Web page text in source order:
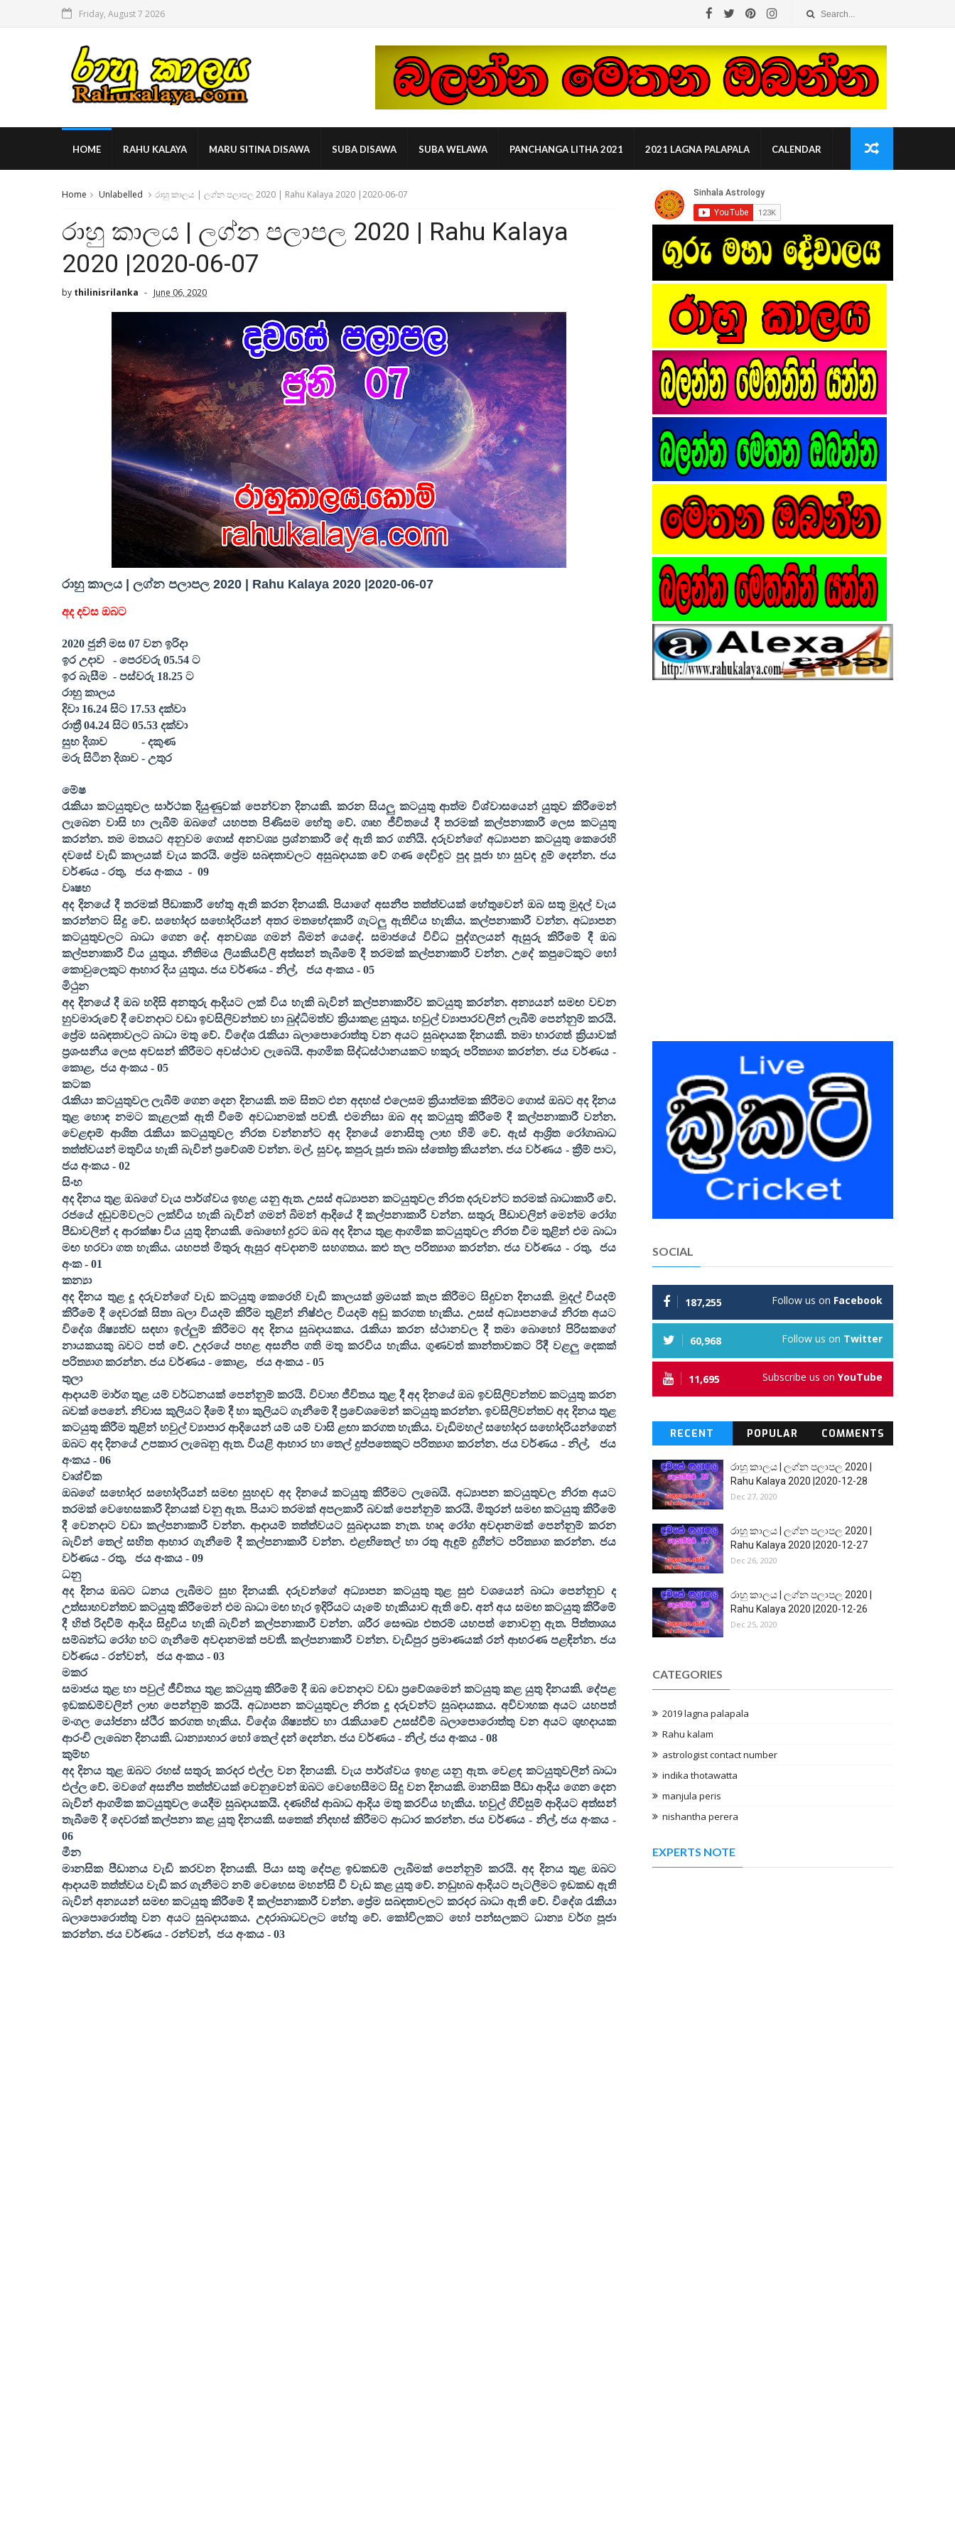
Friday, August 7 2026
HOME RAHU KALAYA MARU SITINA DISAWA SUBA DISAWA SUBA WELAWA PANCHANGA LITHA 2021 2021 LAGNA PALAPALA CALENDAR
Home Unlabelled රාහු කාලය | ලග්න පලාපල 2020 | Rahu Kalaya 2020 |2020-06-07
රාහු කාලය | ලග්න පලාපල 2020 | Rahu Kalaya
2020 |2020-06-07
by thilinisrilanka June 06, 2020
රාහු කාලය | ලග්න පලාපල 2020 | Rahu Kalaya 2020 |2020-06-07
අද දවස ඔබට
2020 ජුනි මස 07 වන ඉරිදා
ඉර උදාව
- පෙරවරු 05.54 ට
ඉර බැසීම - පස්වරු 18.25 ට
රාහු කාලය
දිවා 16.24 සිට 17.53 දක්වා
රාත්‍රී 04.24 සිට 05.53 දක්වා
සුභ දිශාව
- දකුණ
මරු සිටින දිශාව - උතුර
මේෂ
රැකියා කටයුතුවල සාර්ථක දියුණුවක් පෙන්වන දිනයකි. කරන සියලු කටයුතු ආත්ම විශ්වාසයෙන් යුතුව කිරීමෙන්
ලැබෙන වාසි හා ලැබීම් ඔබගේ යහපත පිණිසම හේතු වේ. ගෘහ ජීවිතයේ දී තරමක් කල්පනාකාරී ලෙස කටයුතු
කරන්න. තම මතයට අනුවම ගොස් අනවශ්‍ය ප්‍රශ්නකාරී දේ ඇති කර ගනියි. දරුවන්ගේ අධ්‍යාපන කටයුතු කෙරෙහි
දවසේ වැඩි කාලයක් වැය කරයි. ප්‍රේම සබඳතාවලට අසුබදායක වේ ගණ දෙවිඳුට පුද පූජා හා සුවඳ දුම් දෙන්න. ජය
වර්ණය - රතු, ජය අංකය - 09
වෘෂභ
අද දිනයේ දී තරමක් පීඩාකාරී හේතු ඇති කරන දිනයකි. පියාගේ අසනීප තත්ත්වයක් හේතුවෙන් ඔබ සතු මුදල් වැය
කරන්නට සිදු වේ. සහෝදර සහෝදරියන් අතර මතභේදකාරී ගැටලු ඇතිවිය හැකිය. කල්පනාකාරී වන්න. අධ්‍යාපන
කටයුතුවලට බාධා ගෙන දේ. අනවශ්‍ය ගමන් බිමන් යෙදේ. සමාජයේ විවිධ පුද්ගලයන් ඇසුරු කිරීමේ දී ඔබ
කල්පනාකාරී විය යුතුය. නීතිමය ලියකියවිලි අත්සන් තැබීමේ දී තරමක් කල්පනාකාරී වන්න. උදේ කපුටෙකුට හෝ
කොවුලෙකුට ආහාර දිය යුතුය. ජය වර්ණය - නිල්, ජය අංකය - 05
මිථුන
අද දිනයේ දී ඔබ හදිසි අනතුරු ආදියට ලක් විය හැකි බැවින් කල්පනාකාරීව කටයුතු කරන්න. අන්‍යයන් සමඟ වචන
හුවමාරුවේ දී වෙනදාට වඩා ඉවසිලිවන්තව හා බුද්ධිමත්ව ක්‍රියාකළ යුතුය. හවුල් ව්‍යාපාරවලින් ලැබීම් පෙන්නුම් කරයි.
ප්‍රේම සබඳතාවලට බාධා මතු වේ. විදේශ රැකියා බලාපොරොත්තු වන අයට සුබදායක දිනයකි. තමා භාරගත් ක්‍රියාවක්
ප්‍රශංසනීය ලෙස අවසන් කිරීමට අවස්ථාව ලැබෙයි. ආගමික සිද්ධස්ථානයකට හකුරු පරිත්‍යාග කරන්න. ජය වර්ණය -
කොළ, ජය අංකය - 05
කටක
රැකියා කටයුතුවල ලැබීම් ගෙන දෙන දිනයකි. තම සිතට එන අදහස් එලෙසම ක්‍රියාත්මක කිරීමට ගොස් ඔබට අද දිනය
තුළ හොඳ නමට කැළලක් ඇති වීමේ අවධානමක් පවතී. එමනිසා ඔබ අද කටයුතු කිරීමේ දී කල්පනාකාරී වන්න.
වෙළඳාම් ආශිත රැකියා කටයුතුවල නිරත වන්නන්ට අද දිනයේ නොසිතූ ලාභ හිමි වේ. ඇස් ආශ්‍රිත රෝගාබාධ
තත්ත්වයන් මතුවිය හැකි බැවින් ප්‍රවේශම් වන්න. මල්, සුවඳ, කපුරු පූජා තබා ස්තෝත්‍ර කියන්න. ජය වර්ණය - ක්‍රීම් පාට,
ජය අංකය - 02
සිංහ
අද දිනය තුළ ඔබගේ වැය පාර්ශ්වය ඉහළ යනු ඇත. උසස් අධ්‍යාපන කටයුතුවල නිරත දරුවන්ට තරමක් බාධාකාරී වේ.
රජයේ දඬුවම්වලට ලක්විය හැකි බැවින් ගමන් බිමන් ආදියේ දී කල්පනාකාරී වන්න. සතුරු පීඩාවලින් මෙන්ම රෝග
පීඩාවලින් ද ආරක්ෂා විය යුතු දිනයකි. බොහෝ දුරට ඔබ අද දිනය තුළ ආගමික කටයුතුවල නිරත වීම තුළින් එම බාධා
මඟ හරවා ගත හැකිය. යහපත් මිතුරු ඇසුර අවදානම් සහගතය. කළු තල පරිත්‍යාග කරන්න. ජය වර්ණය - රතු,
ජය
අංක - 01
කන්‍යා
අද දිනය තුළ දූ දරුවන්ගේ වැඩ කටයුතු කෙරෙහි වැඩි කාලයක් ශ්‍රමයක් කැප කිරීමට සිදුවන දිනයකි. මුදල් වියදම්
කිරීමේ දී දෙවරක් සිතා බලා වියදම් කිරීම තුළින් නිෂ්ඵල වියදම් අඩු කරගත හැකිය. උසස් අධ්‍යාපනයේ නිරත අයට
විදේශ ශිෂ්‍යත්ව සඳහා ඉල්ලුම් කිරීමට අද දිනය සුබදායකය. රැකියා කරන ස්ථානවල දී තමා බොහෝ පිරිසකගේ
නායකයකු බවට පත් වේ. උදරයේ පහළ අසනීප ගති මතු කරවිය හැකිය. ගුණවත් කාන්තාවකට රිදී වළලු දෙකක්
පරිත්‍යාග කරන්න. ජය වර්ණය - කොළ, ජය අංකය - 05
තුලා
ආදායම් මාර්ග තුළ යම් වර්ධනයක් පෙන්නුම් කරයි. විවාහ ජීවිතය තුළ දී අද දිනයේ ඔබ ඉවසිලිවන්තව කටයුතු කරන
බවක් පෙනේ. නිවාස කුලියට දීමේ දී හා කුලියට ගැනීමේ දී ප්‍රවේශමෙන් කටයුතු කරන්න. ඉවසිලිවන්තව අද දිනය තුළ
කටයුතු කිරීම තුළින් හවුල් ව්‍යාපාර ආදියෙන් යම් යම් වාසි ළඟා කරගත හැකිය. වැඩිමහල් සහෝදර සහෝදරියන්ගෙන්
ඔබට අද දිනයේ උපකාර ලැබෙනු ඇත. වියළි ආහාර හා තෙල් දුප්පතෙකුට පරිත්‍යාග කරන්න. ජය වර්ණය - නිල්,
ජය
අංකය - 06
වෘශ්චික
ඔබගේ සහෝදර සහෝදරියන් සමඟ සුහදව අද දිනයේ කටයුතු කිරීමට ලැබෙයි. අධ්‍යාපන කටයුතුවල නිරත අයට
තරමක් වෙහෙසකාරී දිනයක් වනු ඇත. පියාට තරමක් අපලකාරී බවක් පෙන්නුම් කරයි. මිතුරන් සමඟ කටයුතු කිරීමේ
දී වෙනදාට වඩා කල්පනාකාරී වන්න. ආදායම් තත්ත්වයට සුබදායක නැත. හෘද රෝග අවදානමක් පෙන්නුම් කරන
බැවින් තෙල් සහිත ආහාර ගැනීමේ දී කල්පනාකාරී වන්න. එළඟිතෙල් හා රතු ඇඳුම් දුගීන්ට පරිත්‍යාග කරන්න. ජය
වර්ණය - රතු, ජය අංකය - 09
ධනු
අද දිනය ඔබට ධනය ලැබීමට සුභ දිනයකි. දරුවන්ගේ අධ්‍යාපන කටයුතු තුළ සුළු වශයෙන් බාධා පෙන්නුව ද
උත්සාහවන්තව කටයුතු කිරීමෙන් එම බාධා මඟ හැර ඉදිරියට යෑමේ හැකියාව ඇති වේ. අන් අය සමඟ කටයුතු කිරීමේ
දී හිත් රිදවීම් ආදිය සිදුවිය හැකි බැවින් කල්පනාකාරී වන්න. ශරීර සෞඛ්‍ය එතරම් යහපත් නොවනු ඇත. පිත්තාශය
සම්බන්ධ රෝග හට ගැනීමේ අවදානමක් පවතී. කල්පනාකාරී වන්න. වැඩිපුර ප්‍රමාණයක් රන් ආභරණ පළඳින්න. ජය
වර්ණය - රන්වන්, ජය අංකය - 03
මකර
සමාජය තුළ හා පවුල් ජීවිතය තුළ කටයුතු කිරීමේ දී ඔබ වෙනදාට වඩා ප්‍රවේශමෙන් කටයුතු කළ යුතු දිනයකි. දේපළ
ඉඩකඩම්වලින් ලාභ පෙන්නුම් කරයි. අධ්‍යාපන කටයුතුවල නිරත දූ දරුවන්ට සුබදායකය. අවිවාහක අයට යහපත්
මංගල යෝජනා ස්ථිර කරගත හැකිය. විදේශ ශිෂ්‍යත්ව හා රැකියාවේ උසස්වීම් බලාපොරොත්තු වන අයට ශුභදායක
ආරංචි ලැබෙන දිනයකි. ධාන්‍යාහාර හෝ තෙල් දන් දෙන්න. ජය වර්ණය - නිල්, ජය අංකය - 08
කුම්භ
අද දිනය තුළ ඔබට රහස් සතුරු කරදර එල්ල වන දිනයකි. වැය පාර්ශ්වය ඉහළ යනු ඇත. වෙළඳ කටයුතුවලින් බාධා
එල්ල වේ. මවගේ අසනීප තත්ත්වයක් වෙනුවෙන් ඔබට වෙහෙසීමට සිදු වන දිනයකි. මානසික පීඩා ආදිය ගෙන දෙන
බැවින් ආගමික කටයුතුවල යෙදීම සුබදායකයි. දණහිස් ආබාධ ආදිය මතු කරවිය හැකිය. හවුල් ගිවිසුම් ආදියට අත්සන්
තැබීමේ දී දෙවරක් කල්පනා කළ යුතු දිනයකි. සතෙක් නිදහස් කිරීමට ආධාර කරන්න. ජය වර්ණය - නිල්,ජය අංකය -
06
මීන
මානසික පීඩානය වැඩි කරවන දිනයකි. පියා සතු දේපළ ඉඩකඩම් ලැබීමක් පෙන්නුම් කරයි. අද දිනය තුළ ඔබට
ආදායම් තත්ත්වය වැඩි කර ගැනීමට නම් වෙහෙස මහන්සි වී වැඩ කළ යුතු වේ. නඩුහබ ආදියට පැටලීමට ඉඩකඩ ඇති
බැවින් අන්‍යයන් සමඟ කටයුතු කිරීමේ දී කල්පනාකාරී වන්න. ප්‍රේම සබඳතාවලට කරදර බාධා ඇති වේ. විදේශ රැකියා
බලාපොරොත්තු වන අයට සුබදායකය. උදරාබාධවලට හේතු වේ. කෝවිලකට හෝ පන්සලකට ධාන්‍ය වර්ග පූජා
කරන්න. ජය වර්ණය - රන්වන්, ජය අංකය - 03
SOCIAL
187,255 Follow us on Facebook
60,968 Follow us on Twitter
11,695 Subscribe us on YouTube
RECENT POPULAR COMMENTS
රාහු කාලය | ලග්න පලාපල 2020 |
Rahu Kalaya 2020 |2020-12-28
Dec 27, 2020
රාහු කාලය | ලග්න පලාපල 2020 |
Rahu Kalaya 2020 |2020-12-27
Dec 26, 2020
රාහු කාලය | ලග්න පලාපල 2020 |
Rahu Kalaya 2020 |2020-12-26
Dec 25, 2020
CATEGORIES
2019 lagna palapala
Rahu kalam
astrologist contact number
indika thotawatta
manjula peris
nishantha perera
EXPERTS NOTE